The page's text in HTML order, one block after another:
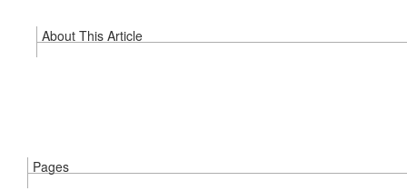
About This Article
Pages